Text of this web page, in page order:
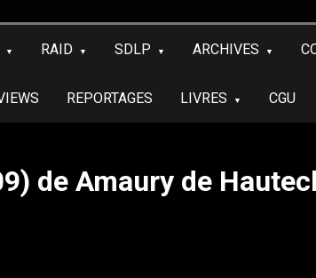
RAID SDLP ARCHIVES
REPORTAGES LIVRES CGU
de Amaury de